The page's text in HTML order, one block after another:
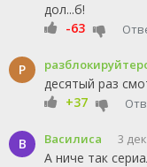
дол...б!
-63
Р
десятый раз
+37
В Василиса 3
А ниче так